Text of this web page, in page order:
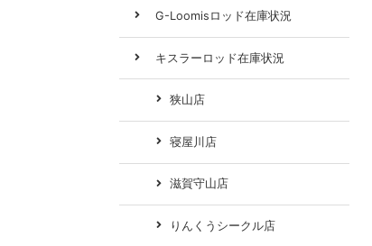
G-Loomisロッド在庫状況
キスラーロッド在庫状況
狭山店
寝屋川店
滋賀守山店
りんくうシークル店